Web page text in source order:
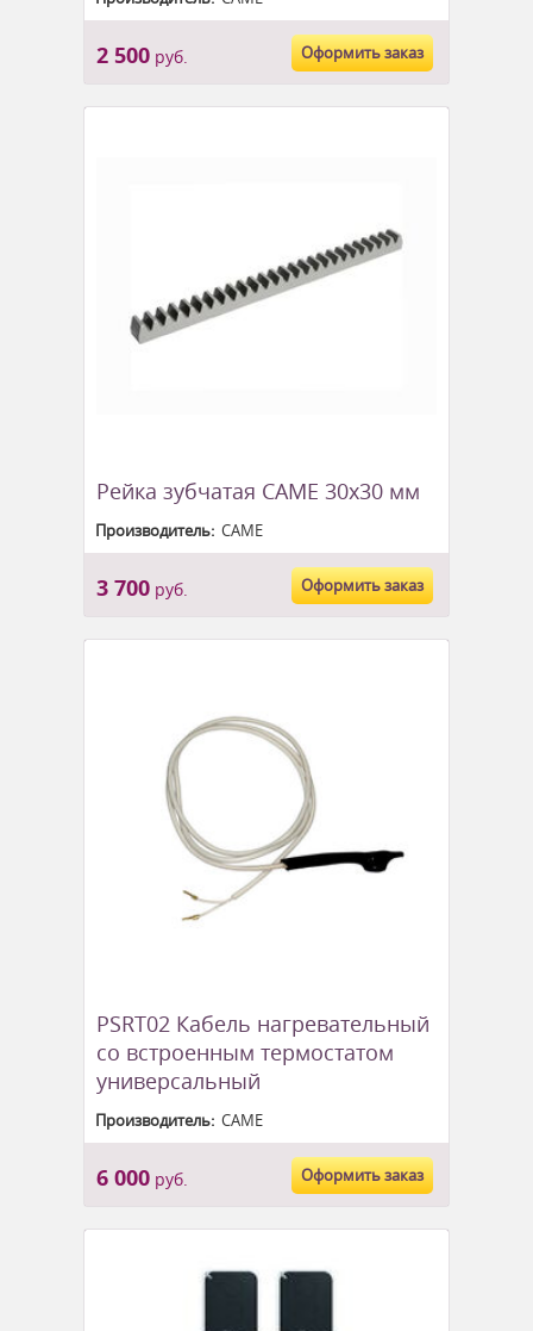
2 500руб. Оформить заказ
Рейка зубчатая CAME 30х30 мм
Производитель:CAME
3 700руб. Оформить заказ
PSRT02 Кабель нагревательный
со встроенным термостатом
универсальный
Производитель:CAME
6 000руб. Оформить заказ